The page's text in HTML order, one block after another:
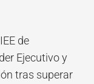
de
Ejecutivo y
tras superar